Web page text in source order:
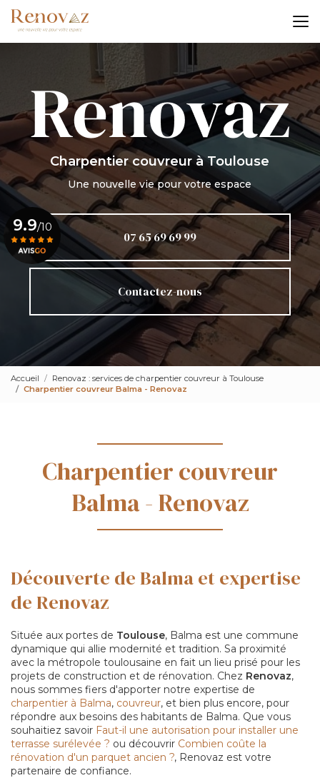
Aller
au
contenu
principal
Charpentier couvreur à Toulouse
Une nouvelle vie pour votre espace
07 65 69 69 99
Contactez-nous
9.9/10
Voir le certificat
Accueil
Renovaz : services de charpentier couvreur à Toulouse
Charpentier couvreur Balma - Renovaz
Charpentier couvreur
Balma - Renovaz
Découverte de Balma et expertise
de Renovaz
Située aux portes de Toulouse, Balma est une commune
dynamique qui allie modernité et tradition. Sa proximité
avec la métropole toulousaine en fait un lieu prisé pour les
projets de construction et de rénovation. Chez Renovaz,
nous sommes fiers d'apporter notre expertise de
charpentier à Balma, couvreur, et bien plus encore, pour
répondre aux besoins des habitants de Balma. Que vous
souhaitiez savoir Faut-il une autorisation pour installer une
terrasse surélevée ? ou découvrir Combien coûte la
rénovation d'un parquet ancien ?, Renovaz est votre
partenaire de confiance.